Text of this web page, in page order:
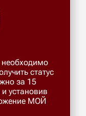
необходимо
статус
за 15
установив
МОЙ